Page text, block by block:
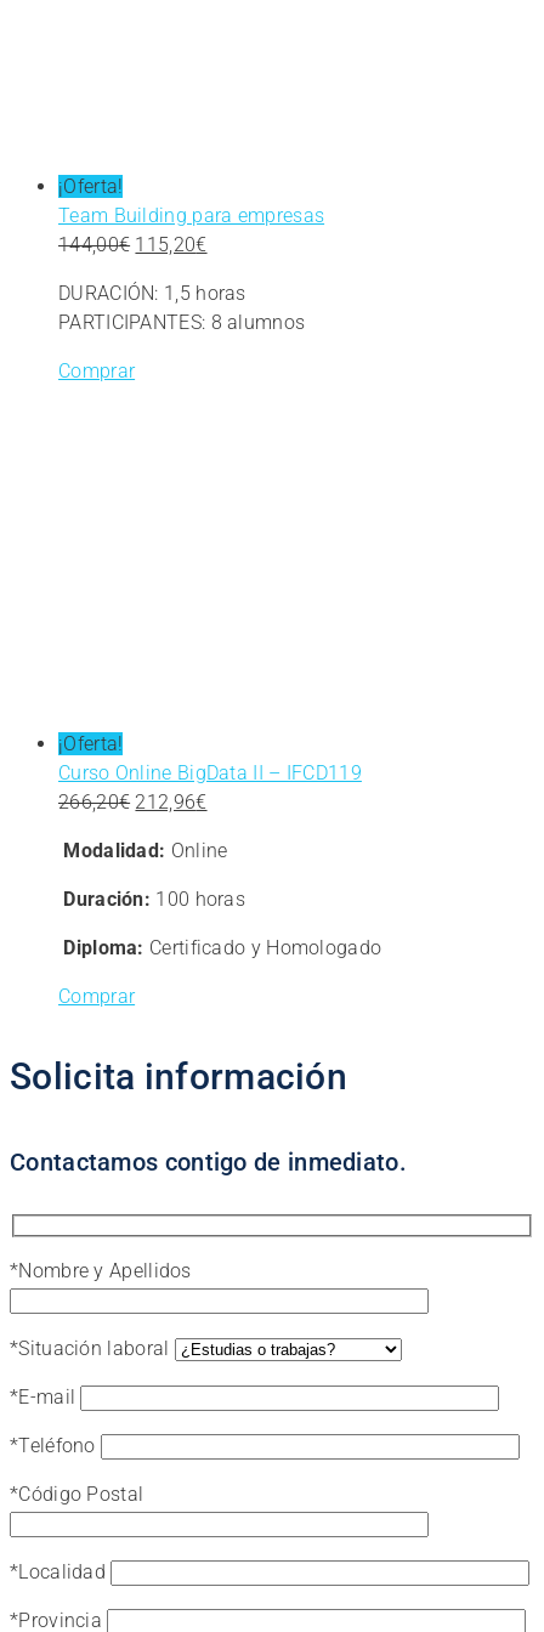
¡Oferta!
Team Building para empresas
144,00€ El
original
era:
115,20€
actual
es:
DURACIÓN: 1,5 horas
PARTICIPANTES: 8 alumnos
Comprar
¡Oferta!
Curso Online BigData II – IFCD119
266,20€ El
original
era:
212,96€
actual
Modalidad: Online
Duración: 100 horas
Diploma: Certificado y Homologado
Comprar
Solicita información
Contactamos contigo de inmediato.
*Nombre y Apellidos
*Situación laboral
*E-mail
*Teléfono
*Código Postal
*Localidad
*Provincia